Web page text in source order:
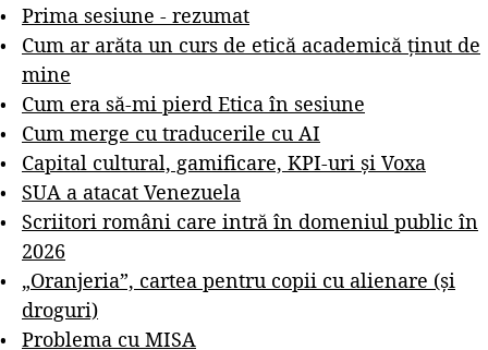
Prima sesiune - rezumat
Cum ar arăta un curs de etică academică ținut de
mine
Cum era să-mi pierd Etica în sesiune
Cum merge cu traducerile cu AI
Capital cultural, gamificare, KPI-uri și Voxa
SUA a atacat Venezuela
Scriitori români care intră în domeniul public în
2026
„Oranjeria”, cartea pentru copii cu alienare (și
droguri)
Problema cu MISA